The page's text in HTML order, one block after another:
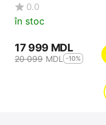
0.0
în stoc
17 999 MDL
20 099 MDL -10%